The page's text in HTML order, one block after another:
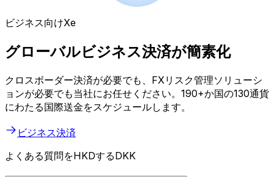
ビジネス向けXe
グローバルビジネス決済が簡素化
クロスボーダー決済が必要でも、FXリスク管理ソリューシ
ョンが必要でも当社にお任せください。190+か国の130通貨
にわたる国際送金をスケジュールします。
ビジネス決済
よくある質問をHKDするDKK